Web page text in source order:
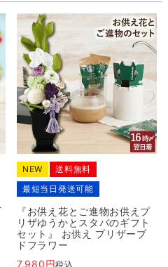
NEW
送料無料
最短当日発送可能
『お供え花とご進物お供えプ
リザゆうかとスタバのギフト
セット』 お供え プリザーブ
ドフラワー
7,980
税込